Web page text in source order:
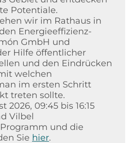
Potentiale.
wir im Rathaus in
Energieeffizienz-
GmbH und
Hilfe öffentlicher
und den Eindrücken
welchen
im ersten Schritt
treten sollte.
2026, 09:45 bis 16:15
Vilbel
und die
Sie hier.